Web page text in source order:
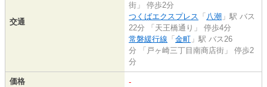
交通
街」 停歩2分
つくばエクスプレス 「 八潮 」駅 バス
22分 「天王橋通り」 停歩4分
常磐緩行線 「 金町 」駅 バス26
分 「戸ヶ崎三丁目南商店街」 停歩2
分
価格 -